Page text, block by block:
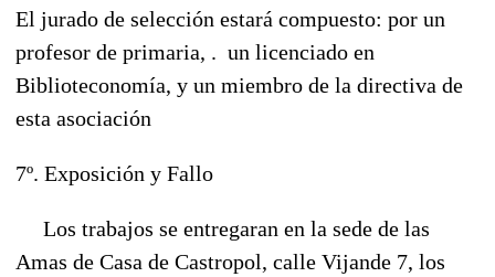
El jurado de selección estará compuesto: por un
profesor de primaria, . un licenciado en
Biblioteconomía, y un miembro de la directiva de
esta asociación
7º. Exposición y Fallo
Los trabajos se entregaran en la sede de las
Amas de Casa de Castropol, calle Vijande 7, los